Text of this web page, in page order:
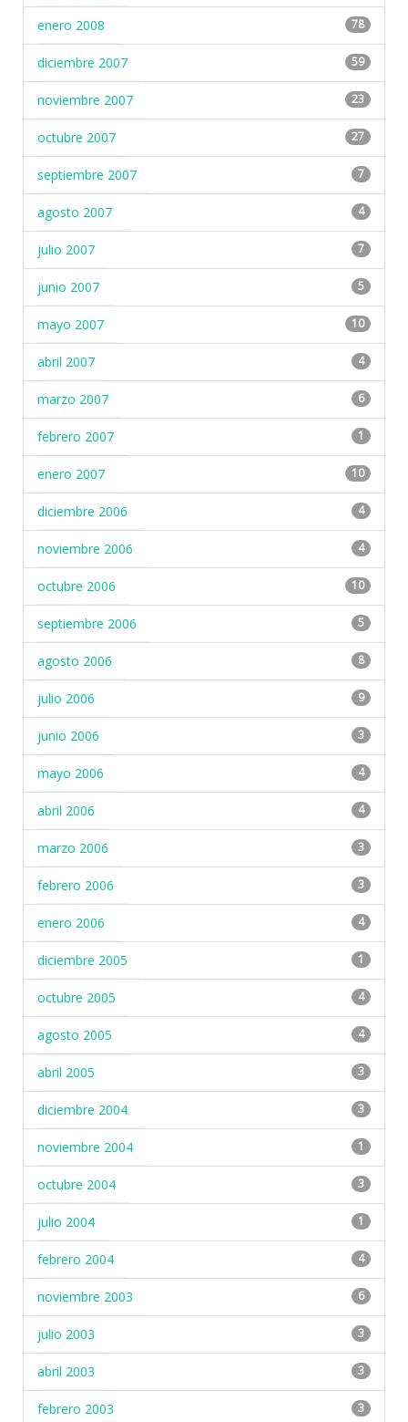
enero 2008 78
diciembre 2007 59
noviembre 2007 23
octubre 2007 27
septiembre 2007 7
agosto 2007 4
julio 2007 7
junio 2007 5
mayo 2007 10
abril 2007 4
marzo 2007 6
febrero 2007 1
enero 2007 10
diciembre 2006 4
noviembre 2006 4
octubre 2006 10
septiembre 2006 5
agosto 2006 8
julio 2006 9
junio 2006 3
mayo 2006 4
abril 2006 4
marzo 2006 3
febrero 2006 3
enero 2006 4
diciembre 2005 1
octubre 2005 4
agosto 2005 4
abril 2005 3
diciembre 2004 3
noviembre 2004 1
octubre 2004 3
julio 2004 1
febrero 2004 4
noviembre 2003 6
julio 2003 3
abril 2003 3
febrero 2003 3